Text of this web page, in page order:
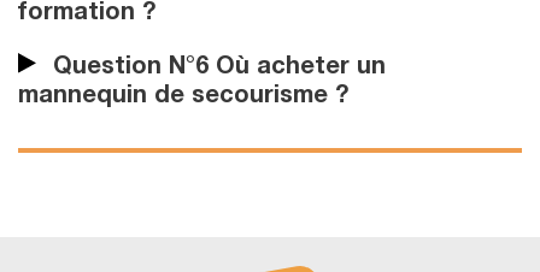
formation ?
Question N°6 Où acheter un
mannequin de secourisme ?